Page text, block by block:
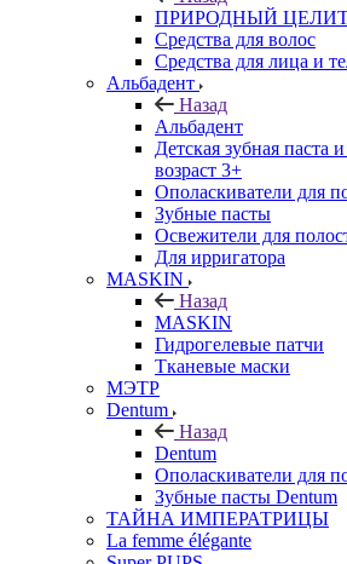
ПРИРОДНЫЙ
Средства для волос
Средства для лица и
Альбадент
Назад
Альбадент
Детская зубная паста
возраст 3+
Ополаскиватели для
Зубные пасты
Освежители для
Для ирригатора
MASKIN
Назад
MASKIN
Гидрогелевые патчи
Тканевые маски
МЭТР
Dentum
Назад
Dentum
Ополаскиватели для
Зубные пасты Dentum
ТАЙНА ИМПЕРАТРИЦЫ
La femme élégante